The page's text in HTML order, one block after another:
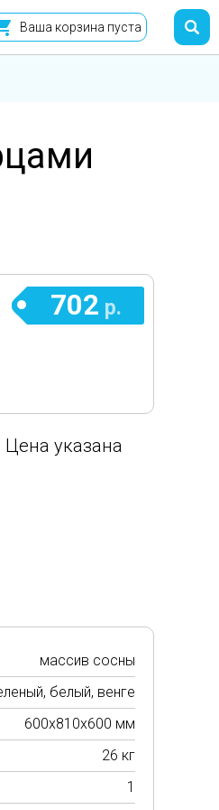
Ваша корзина пуста
702 р.
указана
массив сосны
белый, венге
600х810х600 мм
26 кг
1